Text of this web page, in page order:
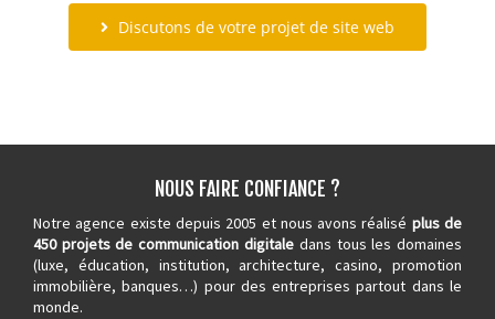
Discutons de votre projet de site web
NOUS FAIRE CONFIANCE ?
Notre agence existe depuis 2005 et nous avons réalisé plus de
450 projets de communication digitale dans tous les domaines
(luxe, éducation, institution, architecture,casino, promotion
immobilière, banques…) pour des entreprises partout dans le
monde.